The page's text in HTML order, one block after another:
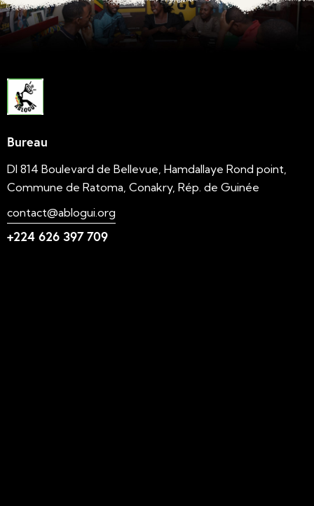
Bureau
DI 814 Boulevard de Bellevue, Hamdallaye Rond point,
Commune de Ratoma, Conakry, Rép. de Guinée
contact@ablogui.org
+224 626 397 709